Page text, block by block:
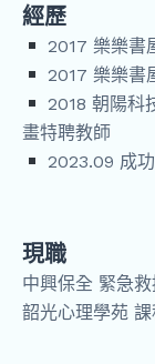
經歷
2017 樂樂書
2017 樂樂書
2018 朝陽科
畫特聘教師
2023.09 成
現職
中興保全 緊急
韶光心理學苑